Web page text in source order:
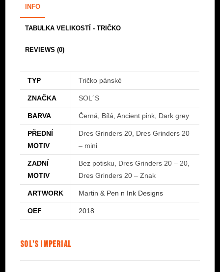
množství
INFO
TABULKA VELIKOSTÍ - TRIČKO
REVIEWS (0)
TYP Tričko pánské
ZNAČKA SOL´S
BARVA Černá, Bílá, Ancient pink, Dark grey
PŘEDNÍ
MOTIV
Dres Grinders 20, Dres Grinders 20
– mini
ZADNÍ
MOTIV
Bez potisku, Dres Grinders 20 – 20,
Dres Grinders 20 – Znak
ARTWORK Martin & Pen n Ink Designs
OEF 2018
SOL'S IMPERIAL